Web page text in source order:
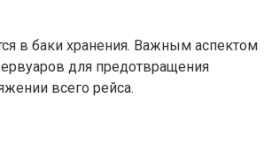
в баки хранения. Важным аспектом
для предотвращения
всего рейса.